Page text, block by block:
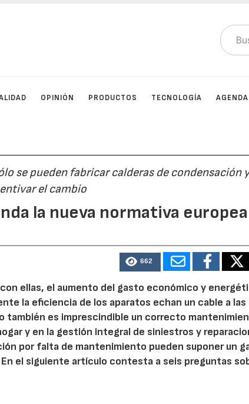
OPINIÓN PRODUCTOS TECNOLOGÍA AGENDA
se pueden fabricar calderas de condensación
el cambio
la nueva normativa
662
ellas, el aumento del gasto económico y
la eficiencia de los aparatos echan un cable a las
también es imprescindible un correcto
y en la gestión integral de siniestros y
por falta de mantenimiento pueden suponer un
el siguiente artículo contesta a seis preguntas